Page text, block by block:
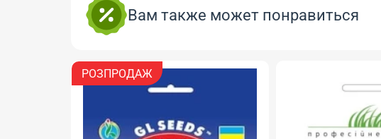
Вам также может понравиться
РОЗПРОДАЖ